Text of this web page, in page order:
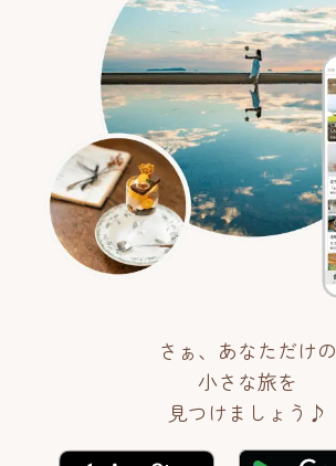
さぁ、あなただけの
小さな旅を
見つけましょう♪